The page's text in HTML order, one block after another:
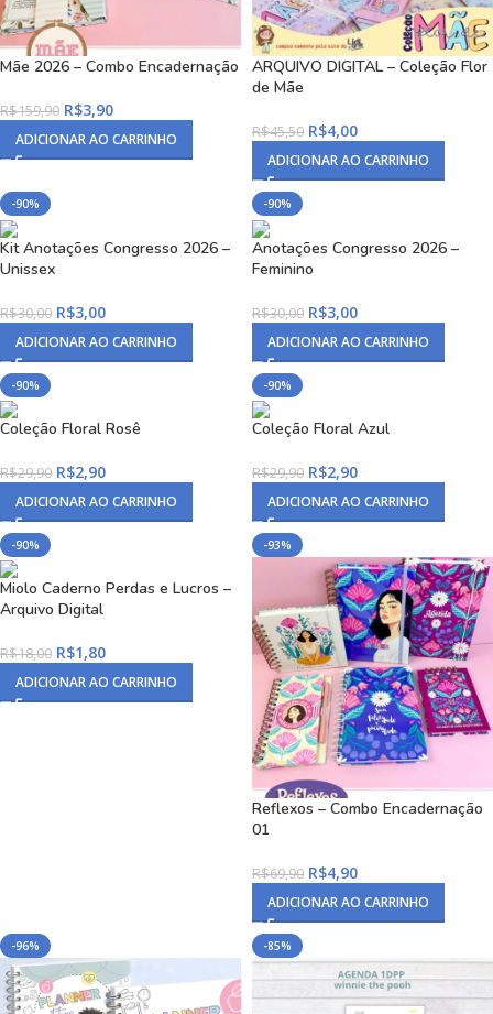
Mãe 2026 – Combo Encadernação
R$159,90 R$3,90
ADICIONAR AO CARRINHO
ARQUIVO DIGITAL – Coleção Flor
de Mãe
R$45,50 R$4,00
ADICIONAR AO CARRINHO
-90%
Kit Anotações Congresso 2026 –
Unissex
R$30,00 R$3,00
ADICIONAR AO CARRINHO
-90%
Anotações Congresso 2026 –
Feminino
R$30,00 R$3,00
ADICIONAR AO CARRINHO
-90%
Coleção Floral Rosê
R$29,90 R$2,90
ADICIONAR AO CARRINHO
-90%
Coleção Floral Azul
R$29,90 R$2,90
ADICIONAR AO CARRINHO
-90%
Miolo Caderno Perdas e Lucros –
Arquivo Digital
R$18,00 R$1,80
ADICIONAR AO CARRINHO
-93%
Reflexos – Combo Encadernação
01
R$69,90 R$4,90
ADICIONAR AO CARRINHO
-96% -85%